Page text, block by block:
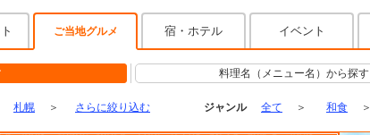
ご当地グルメ 宿・ホテル イベント
料理名（メニュー名）から探す
札幌 ＞ さらに絞り込む ジャンル 全て ＞ 和食 ＞